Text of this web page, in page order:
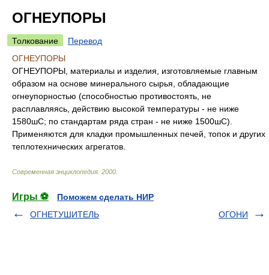
ОГНЕУПОРЫ
Толкование
Перевод
ОГНЕУПОРЫ
ОГНЕУПОРЫ, материалы и изделия, изготовляемые главным
образом на основе минерального сырья, обладающие
огнеупорностью (способностью противостоять, не
расплавляясь, действию высокой температуры - не ниже
1580шC; по стандартам ряда стран - не ниже 1500шC).
Применяются для кладки промышленных печей, топок и других
теплотехнических агрегатов.
Современная энциклопедия 2000
Игры ⚽
Поможем сделать НИР
ОГНЕТУШИТЕЛЬ
ОГОНИ